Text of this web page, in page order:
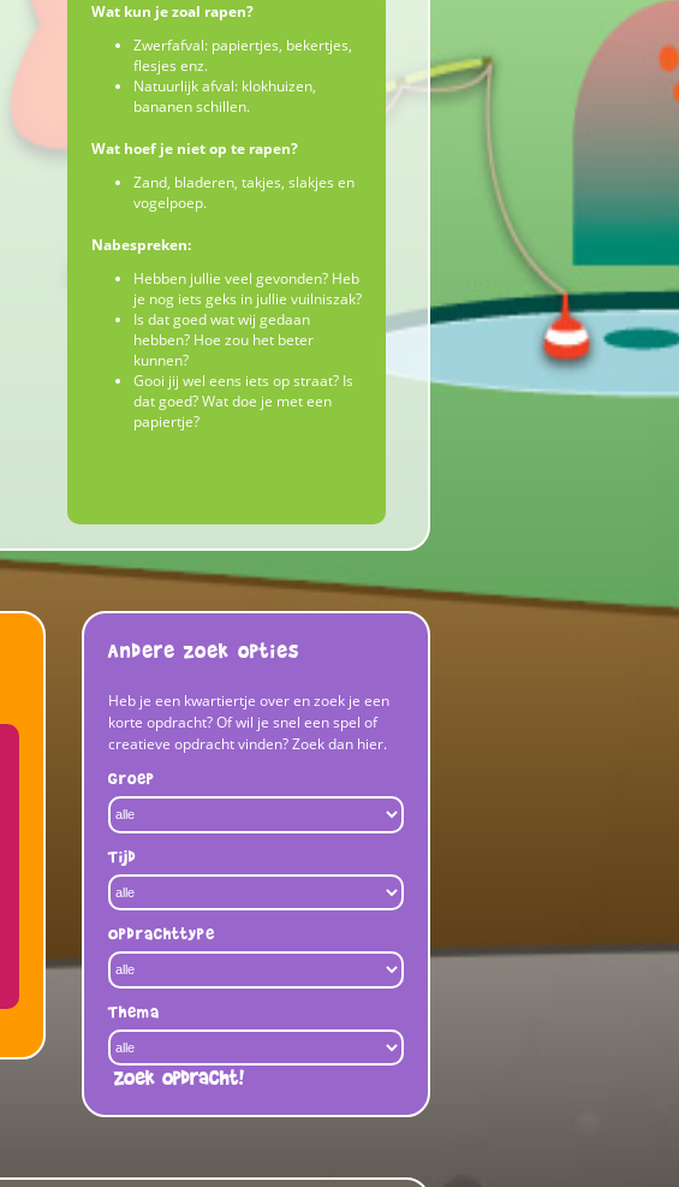
Wat kun je zoal rapen?
Zwerfafval: papiertjes, bekertjes,
flesjes enz.
Natuurlijk afval: klokhuizen,
bananen schillen.
Wat hoef je niet op te rapen?
Zand, bladeren, takjes, slakjes en
vogelpoep.
Nabespreken:
Hebben jullie veel gevonden? Heb
je nog iets geks in jullie vuilniszak?
Is dat goed wat wij gedaan
hebben? Hoe zou het beter
kunnen?
Gooi jij wel eens iets op straat? Is
dat goed? Wat doe je met een
papiertje?
Andere zoek opties
Heb je een kwartiertje over en zoek je een
korte opdracht? Of wil je snel een spel of
creatieve opdracht vinden? Zoek dan hier.
Groep
Tijd
Opdrachttype
Thema
Zoek opdracht!